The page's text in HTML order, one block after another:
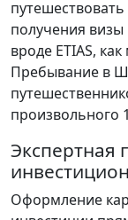
получения
вроде ETIAS,
Пребывание в
произвольного
Оформление